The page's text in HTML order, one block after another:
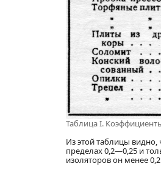
Таблица I.
Из этой таблицы
пределах 0,2—0,25 и
изоляторов он менее